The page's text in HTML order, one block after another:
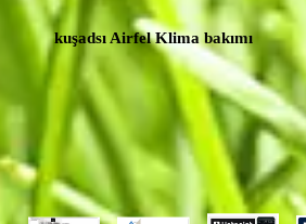
kuşadsı Airfel Klima bakımı